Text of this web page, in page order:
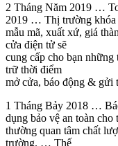
2 Tháng Năm 2019 …
2019 … Thị trường khóa
mẫu mã, xuất xứ, giá
cửa điện tử sẽ
cung cấp cho bạn
trữ thời điểm
mở cửa, báo động &
1 Tháng Bảy 2018 …
dụng bảo vệ an toàn
thường quan tâm chất
trường. … Thế